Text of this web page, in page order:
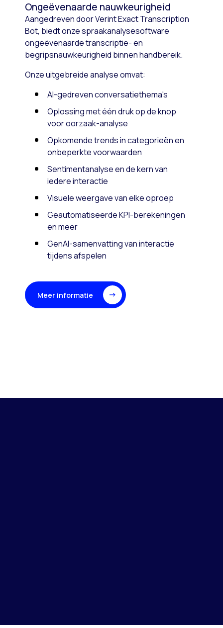
Ongeëvenaarde nauwkeurigheid
Aangedreven door Verint Exact Transcription
Bot, biedt onze spraakanalysesoftware
ongeëvenaarde transcriptie- en
begripsnauwkeurigheid binnen handbereik.
Onze uitgebreide analyse omvat:
AI-gedreven conversatiethema's
Oplossing met één druk op de knop
voor oorzaak-analyse
Opkomende trends in categorieën en
onbeperkte voorwaarden
Sentimentanalyse en de kern van
iedere interactie
Visuele weergave van elke oproep
Geautomatiseerde KPI-berekeningen
en meer
GenAI-samenvatting van interactie
tijdens afspelen
Meer informatie